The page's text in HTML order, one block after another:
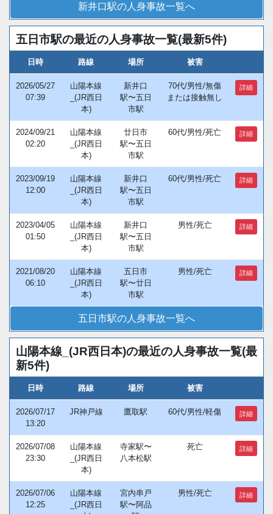
新井口駅の人身事故一覧へ
五日市駅の最近の人身事故一覧(最新5件)
日時 路線 場所 被害
2026/05/27
07:39
山陽本線
_(JR西日
本)
新井口
駅〜五日
市駅
70代/男性/無傷
または接触無し
詳細
2024/09/21
02:20
山陽本線
_(JR西日
本)
廿日市
駅〜五日
市駅
60代/男性/死亡 詳細
2023/09/19
12:00
山陽本線
_(JR西日
本)
新井口
駅〜五日
市駅
60代/男性/死亡 詳細
2023/04/05
01:50
山陽本線
_(JR西日
本)
新井口
駅〜五日
市駅
男性/死亡 詳細
2021/08/20
06:10
山陽本線
_(JR西日
本)
五日市
駅〜廿日
市駅
男性/死亡 詳細
五日市駅の人身事故一覧へ
山陽本線_(JR西日本)の最近の人身事故一覧(最
新5件)
日時 路線 場所 被害
2026/07/17
13:20
JR神戸線 鷹取駅 60代/男性/軽傷 詳細
2026/07/08
23:30
山陽本線
_(JR西日
本)
寺家駅〜
八本松駅
死亡 詳細
2026/07/06
12:25
山陽本線
_(JR西日
宮内串戸
駅〜阿品
男性/死亡 詳細